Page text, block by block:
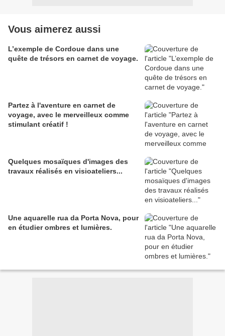
Vous aimerez aussi
L’exemple de Cordoue dans une
quête de trésors en carnet de voyage.
Partez à l'aventure en carnet de
voyage, avec le merveilleux comme
stimulant créatif !
Quelques mosaïques d'images des
travaux réalisés en visioateliers...
Une aquarelle rua da Porta Nova, pour
en étudier ombres et lumières.